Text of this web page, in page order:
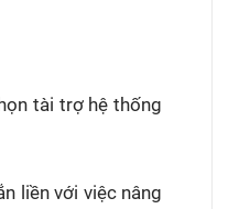
tài trợ hệ thống
liền với việc nâng